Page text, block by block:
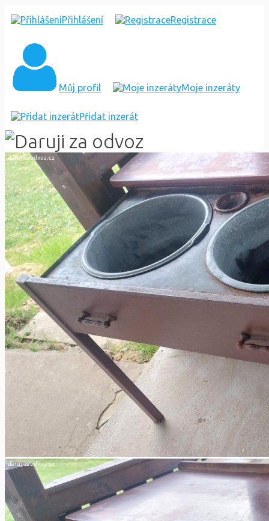
Přihlášení Registrace
Můj profil Moje inzeráty
Přidat inzerát
DARUJI
"MYČÁK"